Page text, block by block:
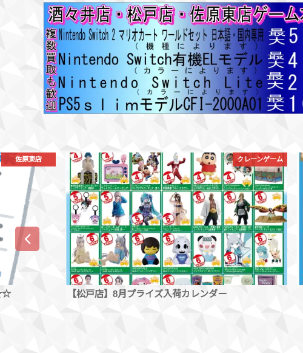
クレーンゲーム 佐原東店
【佐原東店】8月プライズ入荷カレンダー